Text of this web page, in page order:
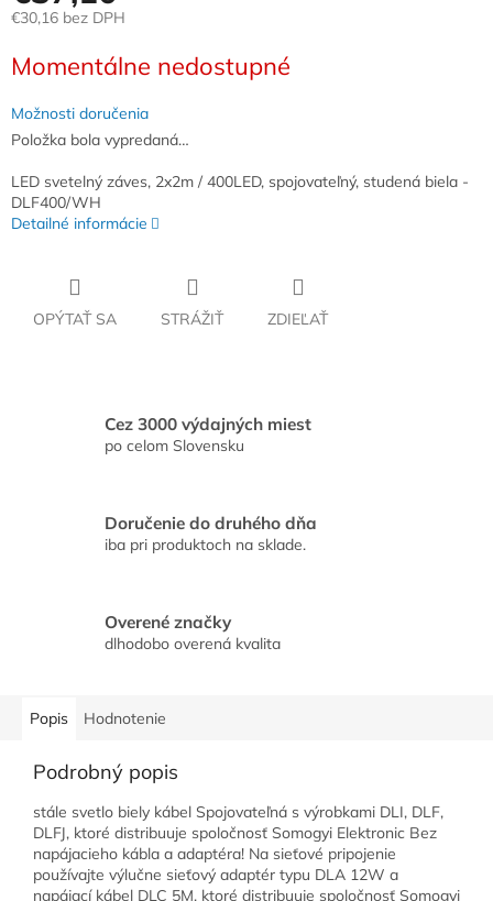
€30,16 bez DPH
cena:
Momentálne nedostupné
Možnosti doručenia
Položka bola vypredaná…
LED svetelný záves, 2x2m / 400LED, spojovateľný, studená biela -
DLF400/WH
Detailné informácie
OPÝTAŤ SA STRÁŽIŤ ZDIEĽAŤ
Cez 3000 výdajných miest
po celom Slovensku
Doručenie do druhého dňa
iba pri produktoch na sklade.
Overené značky
dlhodobo overená kvalita
Popis Hodnotenie
Podrobný popis
stále svetlo biely kábel Spojovateľná s výrobkami DLI, DLF,
DLFJ, ktoré distribuuje spoločnosť Somogyi Elektronic Bez
napájacieho kábla a adaptéra! Na sieťové pripojenie
používajte výlučne sieťový adaptér typu DLA 12W a
napájací kábel DLC 5M, ktoré distribuuje spoločnosť Somogyi